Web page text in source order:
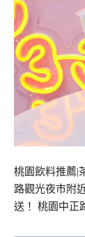
桃園飲料推薦|
路觀光夜市附
送！ 桃園中正